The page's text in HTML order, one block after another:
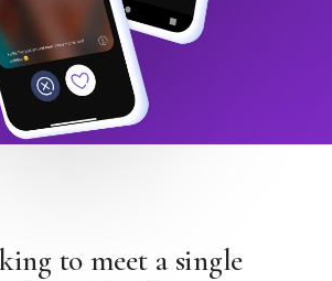
to meet a single